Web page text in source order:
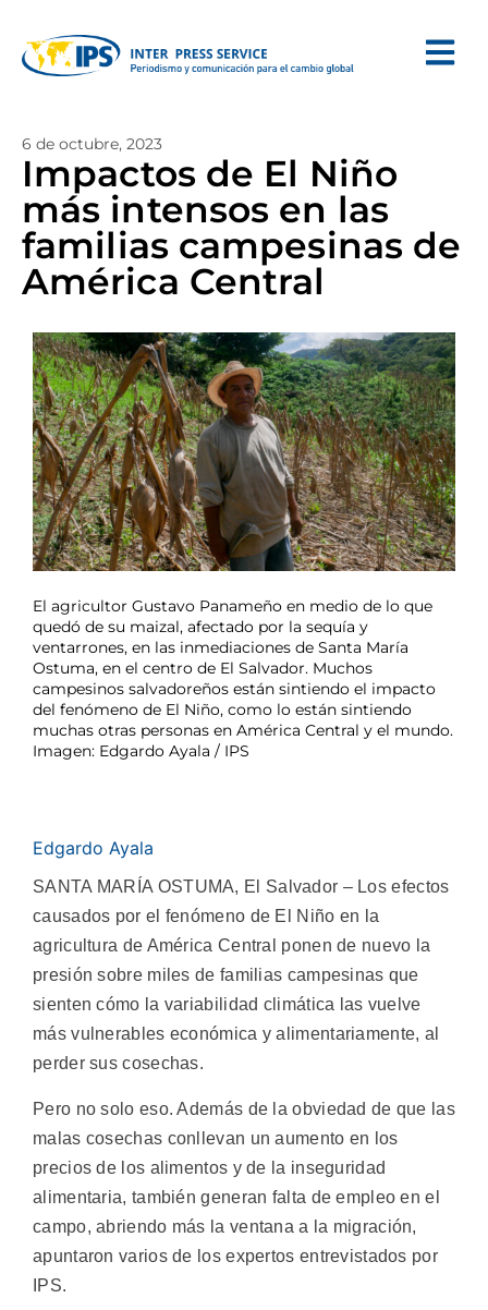
6 de octubre, 2023
Impactos de El Niño
más intensos en las
familias campesinas de
América Central
El agricultor Gustavo Panameño en medio de lo que
quedó de su maizal, afectado por la sequía y
ventarrones, en las inmediaciones de Santa María
Ostuma, en el centro de El Salvador. Muchos
campesinos salvadoreños están sintiendo el impacto
del fenómeno de El Niño, como lo están sintiendo
muchas otras personas en América Central y el mundo.
Imagen: Edgardo Ayala / IPS
Edgardo Ayala
SANTA MARÍA OSTUMA, El Salvador – Los efectos
causados por el fenómeno de El Niño en la
agricultura de América Central ponen de nuevo la
presión sobre miles de familias campesinas que
sienten cómo la variabilidad climática las vuelve
más vulnerables económica y alimentariamente, al
perder sus cosechas.
Pero no solo eso. Además de la obviedad de que las
malas cosechas conllevan un aumento en los
precios de los alimentos y de la inseguridad
alimentaria, también generan falta de empleo en el
campo, abriendo más la ventana a la migración,
apuntaron varios de los expertos entrevistados por
IPS.